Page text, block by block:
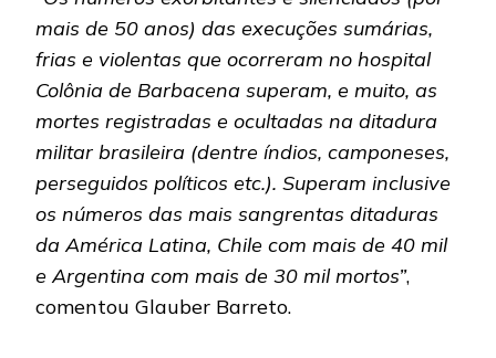
mais de 50 anos) das execuções sumárias,
frias e violentas que ocorreram no hospital
Colônia de Barbacena superam, e muito, as
mortes registradas e ocultadas na ditadura
militar brasileira (dentre índios, camponeses,
perseguidos políticos etc.). Superam inclusive
os números das mais sangrentas ditaduras
da América Latina, Chile com mais de 40 mil
e Argentina com mais de 30 mil mortos”,
comentou Glauber Barreto.